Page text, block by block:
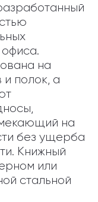
на
полок, а
на
без ущерба
Книжный
или
стальной